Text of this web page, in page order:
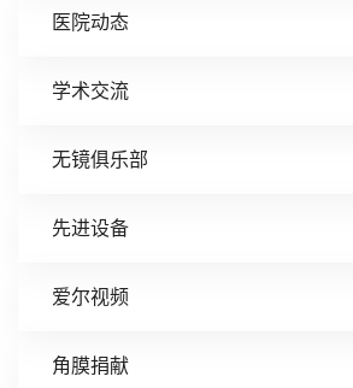
医院动态
学术交流
无镜俱乐部
先进设备
爱尔视频
角膜捐献